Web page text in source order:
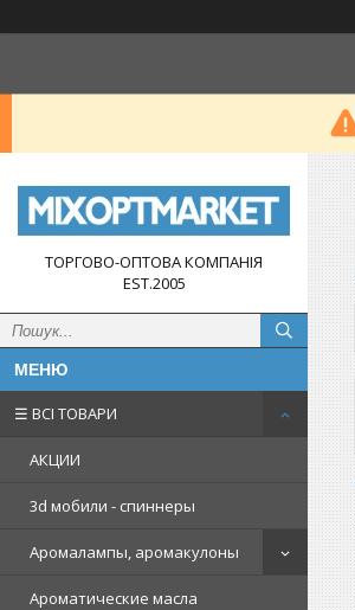
ТОРГОВО-ОПТОВА КОМПАНІЯ
EST.2005
☰ ВСІ ТОВАРИ
АКЦИИ
3d мобили - спиннеры
Аромалампы, аромакулоны
Ароматические масла